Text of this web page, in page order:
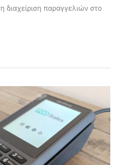
διαχείριση παραγγελιών στο